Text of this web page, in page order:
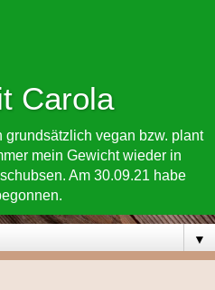
Carola
grundsätzlich vegan bzw. plant
mein Gewicht wieder in
Am 30.09.21 habe
▼